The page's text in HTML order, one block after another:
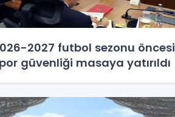
2027 futbol sezonu öncesi
güvenliği masaya yatırıldı